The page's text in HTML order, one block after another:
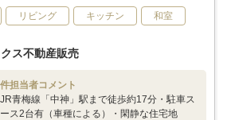
リビング キッチン 和室
ス不動産販売
担当者コメント
JR青梅線「中神」駅まで徒歩約17分・駐車ス
ス2台有（車種による）・閑静な住宅地